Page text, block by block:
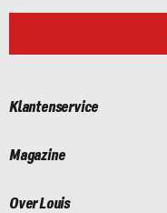
Klantenservice
Magazine
Over Louis